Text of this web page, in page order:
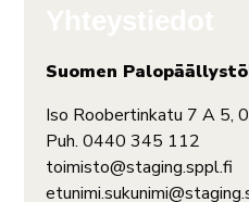
Suomen
Iso Roobertinkatu 7 A 5,
Puh. 0440 345 112
toimisto@staging.sppl.fi